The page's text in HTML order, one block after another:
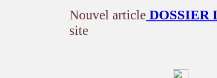
Nouvel article DOSSIER
site